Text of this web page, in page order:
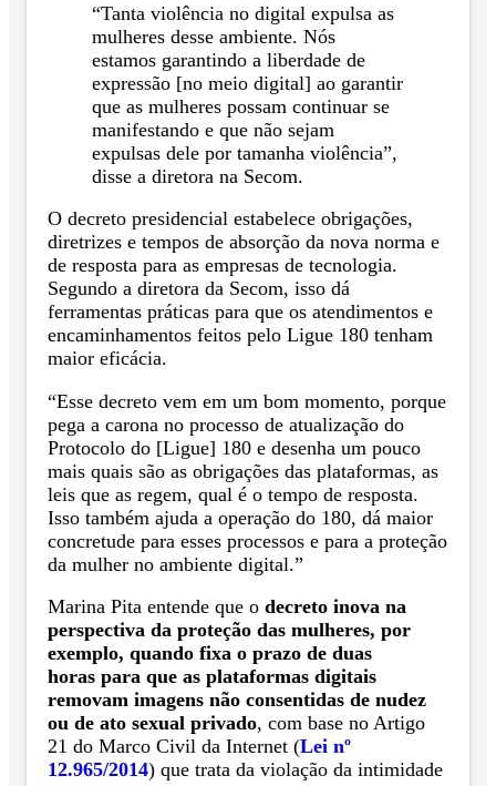
“Tanta violência no digital expulsa as
mulheres desse ambiente. Nós
estamos garantindo a liberdade de
expressão [no meio digital] ao garantir
que as mulheres possam continuar se
manifestando e que não sejam
expulsas dele por tamanha violência”,
disse a diretora na Secom.
O decreto presidencial estabelece obrigações,
diretrizes e tempos de absorção da nova norma e
de resposta para as empresas de tecnologia.
Segundo a diretora da Secom, isso dá
ferramentas práticas para que os atendimentos e
encaminhamentos feitos pelo Ligue 180 tenham
maior eficácia.
“Esse decreto vem em um bom momento, porque
pega a carona no processo de atualização do
Protocolo do [Ligue] 180 e desenha um pouco
mais quais são as obrigações das plataformas, as
leis que as regem, qual é o tempo de resposta.
Isso também ajuda a operação do 180, dá maior
concretude para esses processos e para a proteção
da mulher no ambiente digital.”
Marina Pita entende que o decreto inova na
perspectiva da proteção das mulheres, por
exemplo, quando fixa o prazo de duas
horas para que as plataformas digitais
removam imagens não consentidas de nudez
ou de ato sexual privado, com base no Artigo
21 do Marco Civil da Internet (Lei nº
12.965/2014) que trata da violação da intimidade